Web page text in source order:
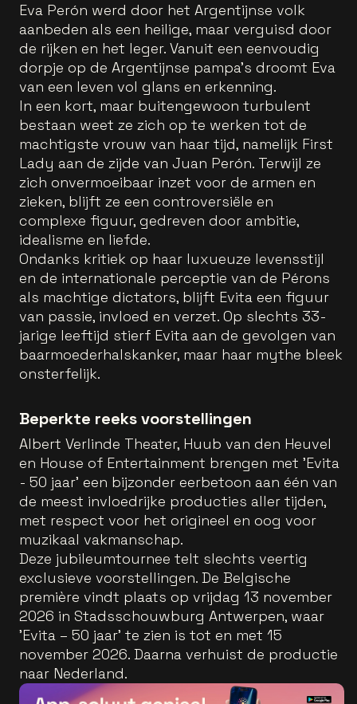
Eva Perón werd door het Argentijnse volk
aanbeden als een heilige, maar verguisd door
de rijken en het leger. Vanuit een eenvoudig
dorpje op de Argentijnse pampa’s droomt Eva
van een leven vol glans en erkenning.
In een kort, maar buitengewoon turbulent
bestaan weet ze zich op te werken tot de
machtigste vrouw van haar tijd, namelijk First
Lady aan de zijde van Juan Perón. Terwijl ze
zich onvermoeibaar inzet voor de armen en
zieken, blijft ze een controversiële en
complexe figuur, gedreven door ambitie,
idealisme en liefde.
Ondanks kritiek op haar luxueuze levensstijl
en de internationale perceptie van de Pérons
als machtige dictators, blijft Evita een figuur
van passie, invloed en verzet. Op slechts 33-
jarige leeftijd stierf Evita aan de gevolgen van
baarmoederhalskanker, maar haar mythe bleek
onsterfelijk.
Beperkte reeks voorstellingen
Albert Verlinde Theater, Huub van den Heuvel
en House of Entertainment brengen met 'Evita
- 50 jaar' een bijzonder eerbetoon aan één van
de meest invloedrijke producties aller tijden,
met respect voor het origineel en oog voor
muzikaal vakmanschap.
Deze jubileumtournee telt slechts veertig
exclusieve voorstellingen. De Belgische
première vindt plaats op vrijdag 13 november
2026 in Stadsschouwburg Antwerpen, waar
'Evita – 50 jaar' te zien is tot en met 15
november 2026. Daarna verhuist de productie
naar Nederland.